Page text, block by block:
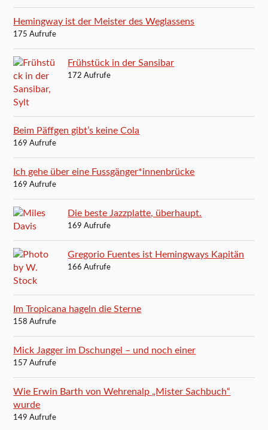
Hemingway ist der Meister des Weglassens
175 Aufrufe
Frühstück in der Sansibar
172 Aufrufe
Beim Päffgen gibt’s keine Cola
169 Aufrufe
Ich gehe über eine Fussgänger*innenbrücke
169 Aufrufe
Die beste Jazzplatte, überhaupt.
169 Aufrufe
Gregorio Fuentes ist Hemingways Kapitän
166 Aufrufe
Im Tropicana hageln die Sterne
158 Aufrufe
Mick Jagger im Dschungel – und noch einer
157 Aufrufe
Wie Erwin Barth von Wehrenalp „Mister Sachbuch“
wurde
149 Aufrufe